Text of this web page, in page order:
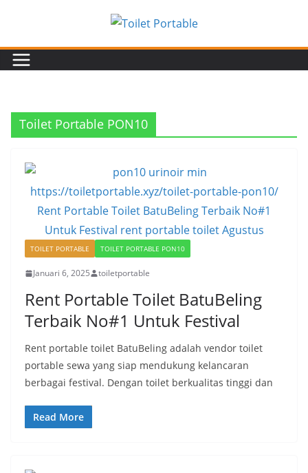
Toilet Portable PON10
TOILET PORTABLE TOILET PORTABLE PON10
Januari 6, 2025 toiletportable
Rent Portable Toilet BatuBeling
Terbaik No#1 Untuk Festival
Rent portable toilet BatuBeling adalah vendor toilet
portable sewa yang siap mendukung kelancaran
berbagai festival. Dengan toilet berkualitas tinggi dan
Read More